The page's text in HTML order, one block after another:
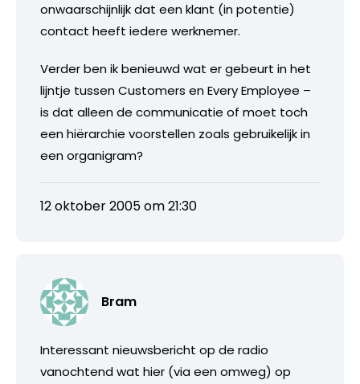
onwaarschijnlijk dat een klant (in potentie)
contact heeft iedere werknemer.
Verder ben ik benieuwd wat er gebeurt in het
lijntje tussen Customers en Every Employee –
is dat alleen de communicatie of moet toch
een hiërarchie voorstellen zoals gebruikelijk in
een organigram?
12 oktober 2005 om 21:30
Bram
Interessant nieuwsbericht op de radio
vanochtend wat hier (via een omweg) op